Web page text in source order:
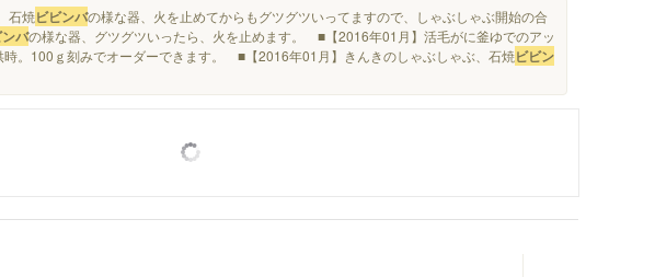
石焼ビビンバの様な器、火を止めてからもグツグツいってますので、しゃぶしゃぶ開始の合
バの様な器、グツグツいったら、火を止めます。 ■【2016年01月】活毛がに釜ゆでのアッ
。100ｇ刻みでオーダーできます。 ■【2016年01月】きんきのしゃぶしゃぶ、石焼ビビン